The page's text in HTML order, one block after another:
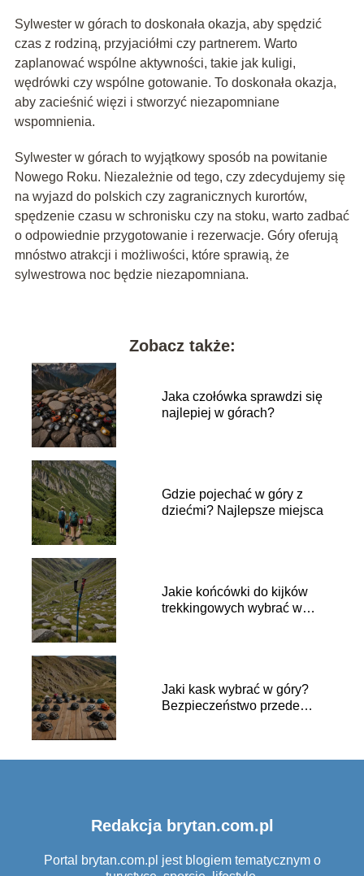
Sylwester w górach to doskonała okazja, aby spędzić
czas z rodziną, przyjaciółmi czy partnerem. Warto
zaplanować wspólne aktywności, takie jak kuligi,
wędrówki czy wspólne gotowanie. To doskonała okazja,
aby zacieśnić więzi i stworzyć niezapomniane
wspomnienia.
Sylwester w górach to wyjątkowy sposób na powitanie
Nowego Roku. Niezależnie od tego, czy zdecydujemy się
na wyjazd do polskich czy zagranicznych kurortów,
spędzenie czasu w schronisku czy na stoku, warto zadbać
o odpowiednie przygotowanie i rezerwacje. Góry oferują
mnóstwo atrakcji i możliwości, które sprawią, że
sylwestrowa noc będzie niezapomniana.
Zobacz także:
Jaka czołówka sprawdzi się
najlepiej w górach?
Gdzie pojechać w góry z
dziećmi? Najlepsze miejsca
Jakie końcówki do kijków
trekkingowych wybrać w
Jaki kask wybrać w góry?
Bezpieczeństwo przede
Redakcja brytan.com.pl
Portal brytan.com.pl jest blogiem tematycznym o